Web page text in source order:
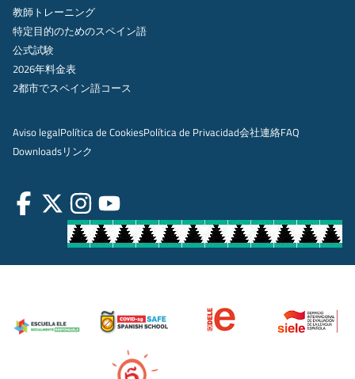
教師トレーニング
特定目的のためのスペイン語
公式試験
2026年料金表
2都市でスペイン語コース
Aviso legalPolítica de CookiesPolítica de Privacidad会社連絡FAQ
Downloadsリンク